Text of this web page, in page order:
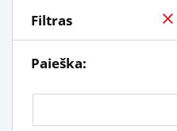
Filtras
Paieška: